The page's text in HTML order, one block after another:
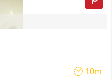
10m